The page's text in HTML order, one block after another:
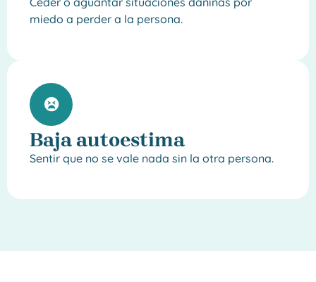
miedo a perder a la persona.
Baja autoestima
Sentir que no se vale nada sin la otra persona.